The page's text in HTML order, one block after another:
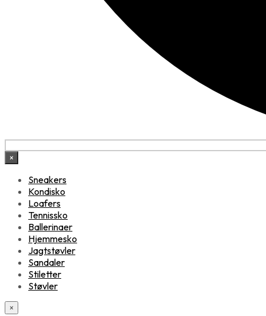
×
Sneakers
Kondisko
Loafers
Tennissko
Ballerinaer
Hjemmesko
Jagtstøvler
Sandaler
Stiletter
Støvler
×